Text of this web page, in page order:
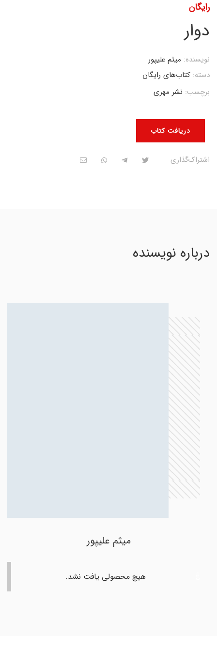
رایگان
دوار
دریافت کتاب
نویسنده: میثم علیپور
دسته: کتاب‌های رایگان
برچسب: نشر مهری
اشتراک‌گذاری
درباره نویسنده
میثم علیپور
هیچ محصولی یافت نشد.